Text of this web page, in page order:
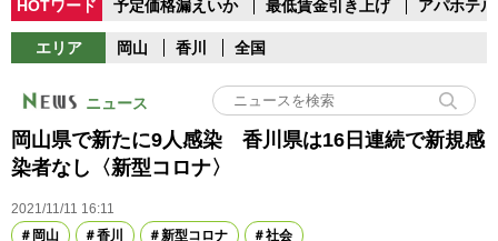
HOTワード 予定価格漏えいか 最低賃金引き上げ アパホテル
エリア 岡山 香川 全国
ニュース
岡山県で新たに9人感染 香川県は16日連続で新規感
染者なし〈新型コロナ〉
2021/11/11 16:11
岡山
香川 新型コロナ 社会